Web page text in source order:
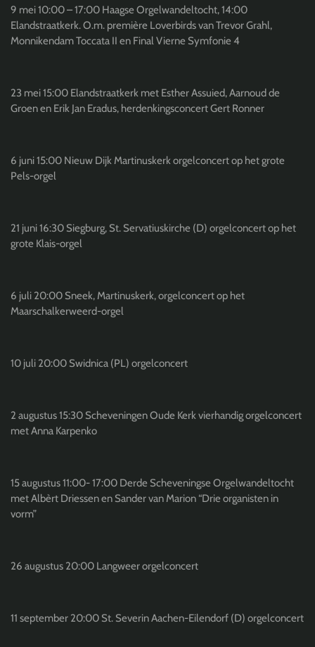
9 mei 10:00 – 17:00 Haagse Orgelwandeltocht, 14:00
Elandstraatkerk. O.m. première Loverbirds van Trevor Grahl,
Monnikendam Toccata II en Final Vierne Symfonie 4
23 mei 15:00 Elandstraatkerk met Esther Assuied, Aarnoud de
Groen en Erik Jan Eradus, herdenkingsconcert Gert Ronner
6 juni 15:00 Nieuw Dijk Martinuskerk orgelconcert op het grote
Pels-orgel
21 juni 16:30 Siegburg, St. Servatiuskirche (D) orgelconcert op het
grote Klais-orgel
6 juli 20:00 Sneek, Martinuskerk, orgelconcert op het
Maarschalkerweerd-orgel
10 juli 20:00 Swidnica (PL) orgelconcert
2 augustus 15:30 Scheveningen Oude Kerk vierhandig orgelconcert
met Anna Karpenko
15 augustus 11:00- 17:00 Derde Scheveningse Orgelwandeltocht
met Albèrt Driessen en Sander van Marion “Drie organisten in
vorm”
26 augustus 20:00 Langweer orgelconcert
11 september 20:00 St. Severin Aachen-Eilendorf (D) orgelconcert